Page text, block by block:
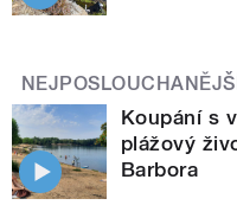
NEJPOSLOUCHANĚJŠÍ
Koupání s
plážový
Barbora